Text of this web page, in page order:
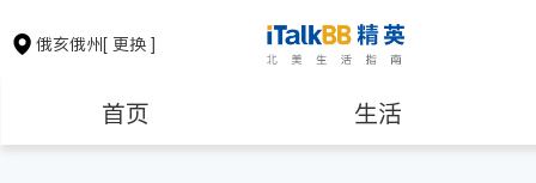
俄亥俄州[ 更换 ]
首页 生活